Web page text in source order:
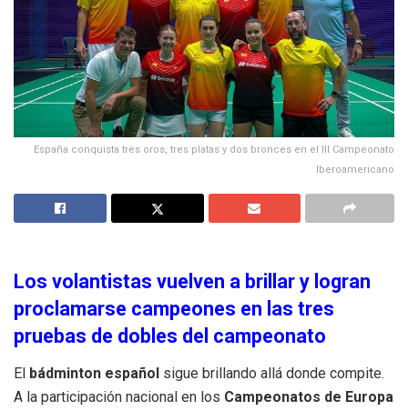
España conquista tres oros, tres platas y dos bronces en el III Campeonato
Iberoamericano
Los volantistas vuelven a brillar y logran
proclamarse campeones en las tres
pruebas de dobles del campeonato
El bádminton español sigue brillando allá donde compite.
A la participación nacional en los Campeonatos de Europa